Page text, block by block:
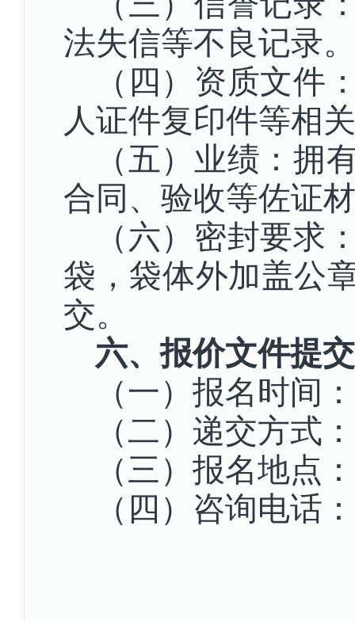
法失信等不良记录。
（四）资质文件
人证件复印件等相
（五）业绩：拥
合同、验收等佐证
（六）密封要求
袋，袋体外加盖公
交。
六、报价文件提
（一）报名时间
（二）递交方式
（三）报名地点
（四）咨询电话